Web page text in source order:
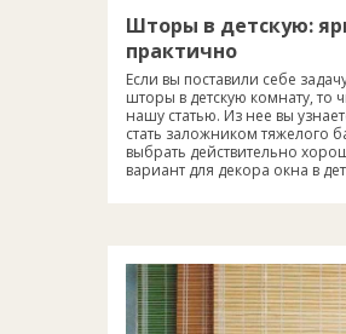
Шторы в детскую:
практично
Если вы поставили себе
шторы в детскую комнату, то
нашу статью. Из нее вы
стать заложником тяжелого
выбрать действительно
вариант для декора окна в